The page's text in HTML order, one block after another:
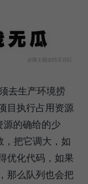
去生产环境捞
目执行占用资源
的确给的少
，把它调大，如
优化代码，如果
那么队列也会把